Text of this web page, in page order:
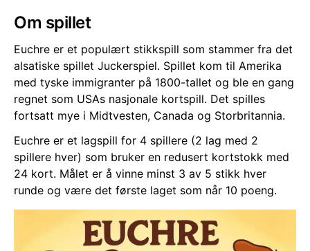
Om spillet
Euchre er et populært stikkspill som stammer fra det
alsatiske spillet Juckerspiel. Spillet kom til Amerika
med tyske immigranter på 1800-tallet og ble en gang
regnet som USAs nasjonale kortspill. Det spilles
fortsatt mye i Midtvesten, Canada og Storbritannia.
Euchre er et lagspill for 4 spillere (2 lag med 2
spillere hver) som bruker en redusert kortstokk med
24 kort. Målet er å vinne minst 3 av 5 stikk hver
runde og være det første laget som når 10 poeng.